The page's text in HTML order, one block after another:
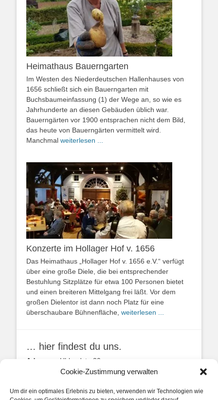
Cookie-Zustimmung verwalten
Um dir ein optimales Erlebnis zu bieten, verwenden wir Technologien wie
Heimathaus Bauerngarten
Im Westen des Niederdeutschen Hallenhauses von
1656 schließt sich ein Bauerngarten mit
Buchsbaumeinfassung (1) der Wege an, so wie es
Jahrhunderte an diesen Gebäuden üblich war.
Bauerngärten vor 1900 entsprachen nicht dem Bild,
das heute von Bauerngärten vermittelt wird.
Manchmal weiterlesen ...
Konzerte im Hollager Hof v. 1656
Das Heimathaus „Hollager Hof v. 1656 e.V.“ verfügt
über eine große Diele, die bei entsprechender
Bestuhlung Sitzplätze für etwa 100 Personen bietet
und einen breiteren Mittelgang frei läßt. Vor dem
großen Dielentor ist dann noch Platz für eine
überschaubare Bühnenfläche, weiterlesen ...
… hier findest du uns.
Adresse: Uhlandstr. 20
49134 Wallenhorst